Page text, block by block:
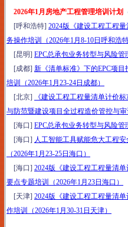
2026年1月房地产工程管理培训计划
[呼和浩特] 2024版《建设工程工程
务操作培训（2026年1月8-10日呼和浩
[昆明] EPC总承包业务转型与风险管
[成都] 新《清单标准》下的EPC项
培训（2026年1月23-24日成都）
[北京]
《建设工程工程量清单计价
与防范暨建设项目全过程造价管控与
[海口] EPC总承包业务转型与风险管
[海口] 人工智能工具赋能危大工程
（2026年1月23-25日海口）
[海口] 2024版《建设工程工程量清
要点专题培训（2026年1月23日海口）
[天津] 2024版《建设工程工程量清
作培训（2026年1月30-31日天津）